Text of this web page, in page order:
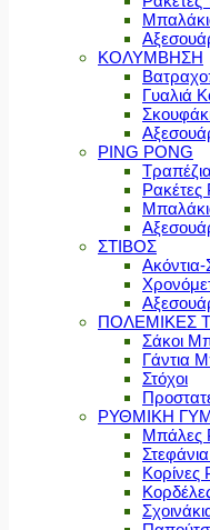
ΚΟΛΥΜΒΗΣΗ
Γυαλιά
PING PONG
Ρακέτες
ΣΤΙΒΟΣ
ΠΟΛΕΜΙΚΕΣ
Σάκοι
Γάντια
Στόχοι
ΡΥΘΜΙΚΗ
Μπάλες
Κορίνες